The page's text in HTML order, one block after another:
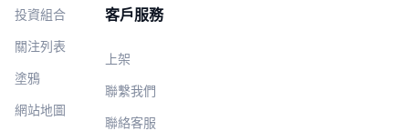
投資組合
關注列表
塗鴉
網站地圖
客戶服務
上架
聯繫我們
聯絡客服